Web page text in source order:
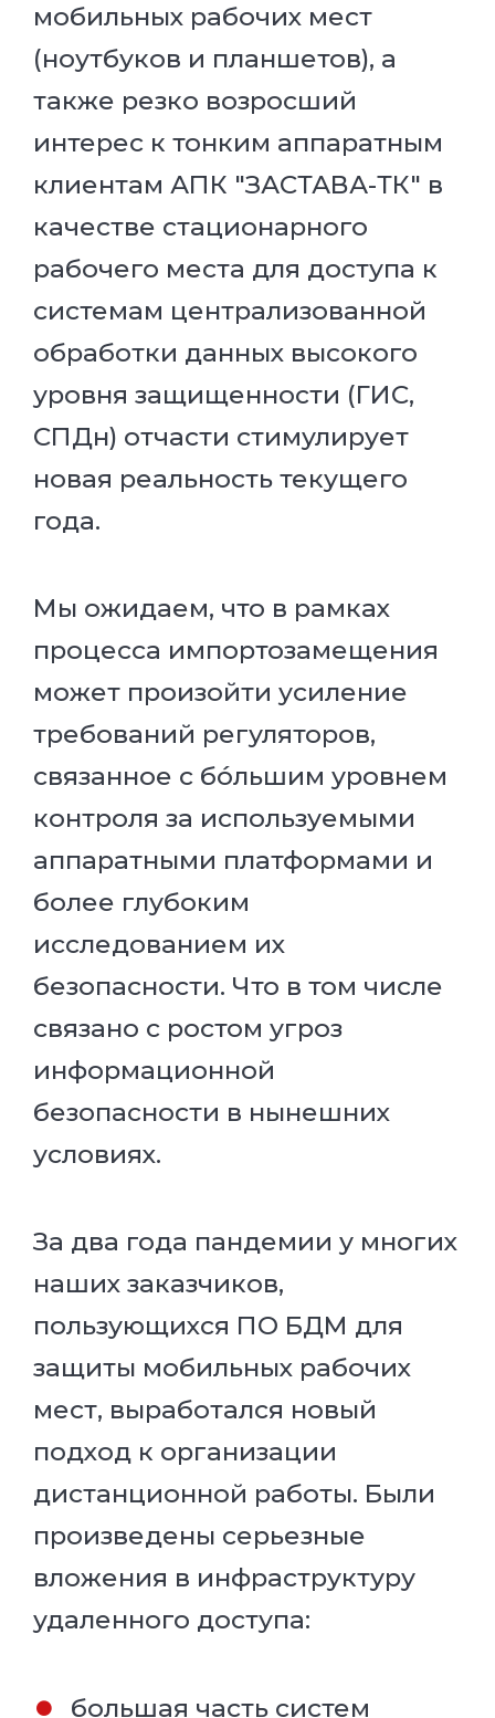
мобильных рабочих мест
(ноутбуков и планшетов), а
также резко возросший
интерес к тонким аппаратным
клиентам АПК "ЗАСТАВА-ТК" в
качестве стационарного
рабочего места для доступа к
системам централизованной
обработки данных высокого
уровня защищенности (ГИС,
СПДн) отчасти стимулирует
новая реальность текущего
года.
Мы ожидаем, что в рамках
процесса импортозамещения
может произойти усиление
требований регуляторов,
связанное с бóльшим уровнем
контроля за используемыми
аппаратными платформами и
более глубоким
исследованием их
безопасности. Что в том числе
связано с ростом угроз
информационной
безопасности в нынешних
условиях.
За два года пандемии у многих
наших заказчиков,
пользующихся ПО БДМ для
защиты мобильных рабочих
мест, выработался новый
подход к организации
дистанционной работы. Были
произведены серьезные
вложения в инфраструктуру
удаленного доступа:
большая часть систем